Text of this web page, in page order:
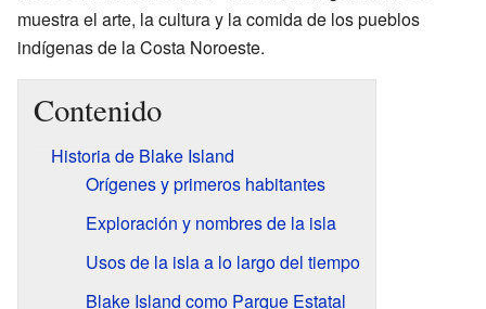
muestra el arte, la cultura y la comida de los pueblos
indígenas de la Costa Noroeste.
Contenido
Historia de Blake Island
Orígenes y primeros habitantes
Exploración y nombres de la isla
Usos de la isla a lo largo del tiempo
Blake Island como Parque Estatal